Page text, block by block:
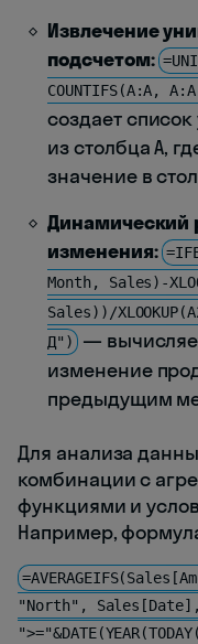
Извлечение
подсчетом:
COUNTIFS(A:A,
создает
из столбца A,
значение в
Динамический
изменения:
Month, Sales)-
Sales))/
Д") —
изменение
предыдущим
Для анализа
комбинации с
функциями и
Например,
"North", Sales[Date],